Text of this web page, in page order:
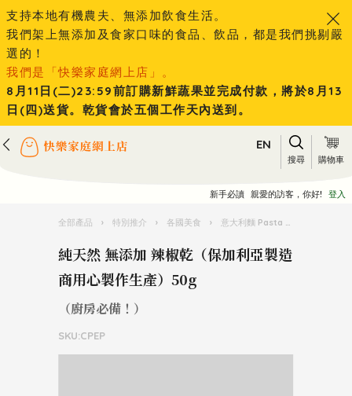
支持本地有機農夫、無添加飲食生活。
我們架上無添加及食家口味的食品、飲品，都是我們挑剔嚴
選的！
我們是「快樂家庭網上店」。
8月11日(二)23:59前訂購新鮮蔬果並完成付款，將於8月13
日(四)送貨。乾貨會於五個工作天內送到。
EN
搜尋 購物車
新手必讀 親愛的訪客，你好! 登入
全部產品 › 特別推介 › 各國美食 › 意大利麵 Pasta 王國
純天然 無添加 辣椒乾（保加利亞製造
商用心製作生產）50g
（廚房必備！）
SKU:CPEP